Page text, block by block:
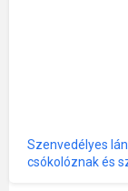
Szenvedélyes
csókolóznak és